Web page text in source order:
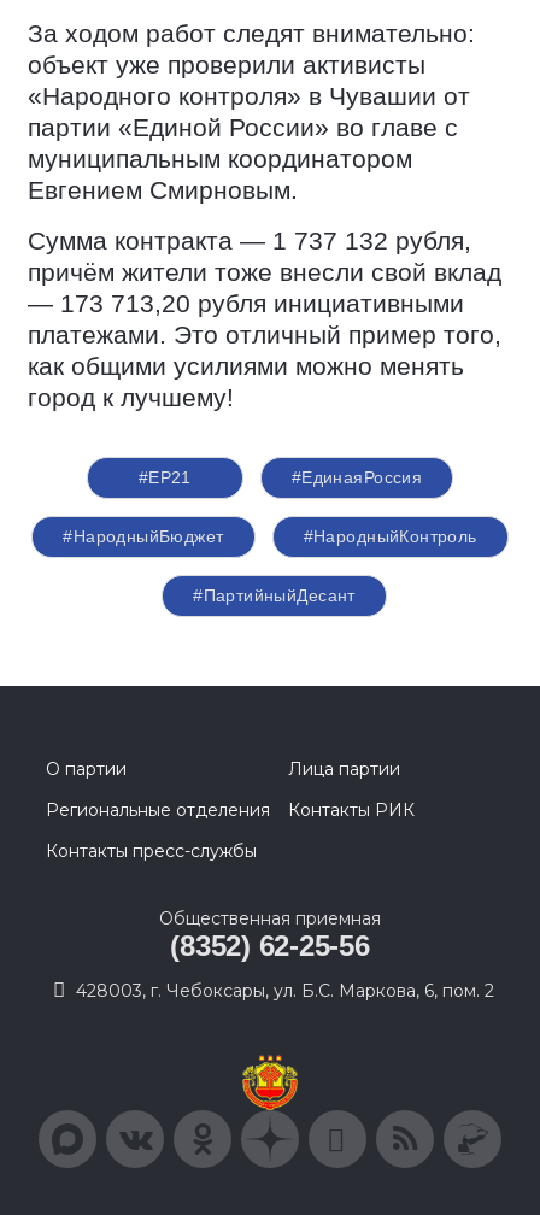
За ходом работ следят внимательно:
объект уже проверили активисты
«Народного контроля» в Чувашии от
партии «Единой России» во главе с
муниципальным координатором
Евгением Смирновым.
Сумма контракта — 1 737 132 рубля,
причём жители тоже внесли свой вклад
— 173 713,20 рубля инициативными
платежами. Это отличный пример того,
как общими усилиями можно менять
город к лучшему!
#ЕР21 #ЕдинаяРоссия
#НародныйБюджет #НародныйКонтроль
#ПартийныйДесант
О партии
Лица партии
Региональные отделения
Контакты РИК
Контакты пресс-службы
Общественная приемная
(8352) 62-25-56
428003, г. Чебоксары, ул. Б.С. Маркова, 6, пом. 2